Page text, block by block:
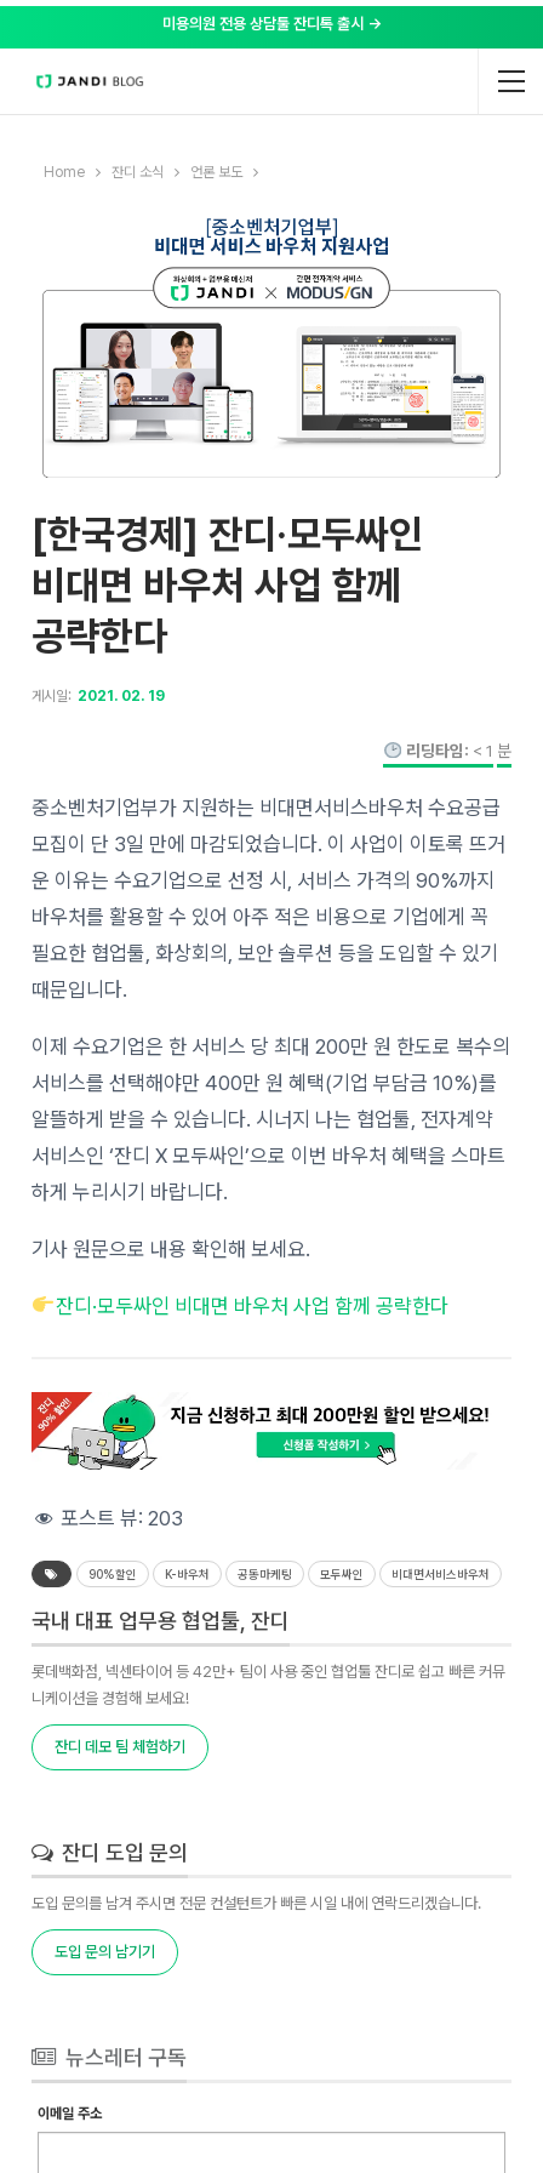
미용의원 전용 상담툴 잔디톡 출시 →
Home 잔디 소식 언론 보도
[한국경제] 잔디·모두싸인
비대면 바우처 사업 함께
공략한다
게시일: 2021. 02. 19
리딩타임: < 1 분
중소벤처기업부가 지원하는 비대면서비스바우처 수요공급
모집이 단 3일 만에 마감되었습니다. 이 사업이 이토록 뜨거
운 이유는 수요기업으로 선정 시, 서비스 가격의 90%까지
바우처를 활용할 수 있어 아주 적은 비용으로 기업에게 꼭
필요한 협업툴, 화상회의, 보안 솔루션 등을 도입할 수 있기
때문입니다.
이제 수요기업은 한 서비스 당 최대 200만 원 한도로 복수의
서비스를 선택해야만 400만 원 혜택(기업 부담금 10%)를
알뜰하게 받을 수 있습니다. 시너지 나는 협업툴, 전자계약
서비스인 ‘잔디 X 모두싸인’으로 이번 바우처 혜택을 스마트
하게 누리시기 바랍니다.
기사 원문으로 내용 확인해 보세요.
잔디·모두싸인 비대면 바우처 사업 함께 공략한다
포스트 뷰:203
90%할인 K-바우처 공동마케팅 모두싸인 비대면서비스바우처
국내 대표 업무용 협업툴, 잔디
롯데백화점, 넥센타이어 등 42만+ 팀이 사용 중인 협업툴 잔디로 쉽고 빠른 커뮤
니케이션을 경험해 보세요!
잔디 데모 팀 체험하기
잔디 도입 문의
도입 문의를 남겨 주시면 전문 컨설턴트가 빠른 시일 내에 연락드리겠습니다.
도입 문의 남기기
뉴스레터 구독
이메일 주소